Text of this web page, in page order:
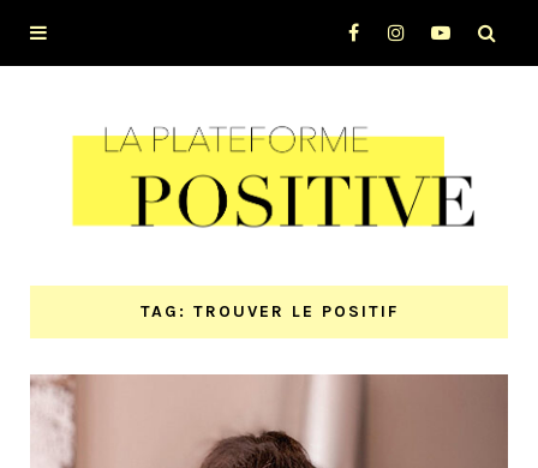
TAG: TROUVER LE POSITIF